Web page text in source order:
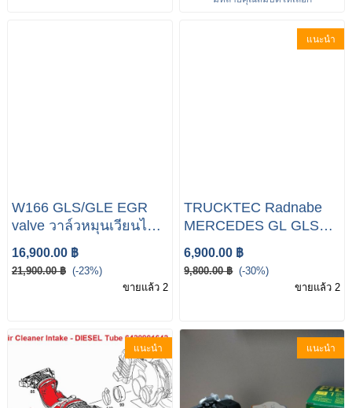
M CLASS ข้างซ้าย TRW
ช่วงล่าง ลูกหมาก Benz
W166 GLE #ปีกนกบน
W166 GLS/GLE EGR
valve วาล์วหมุนเวียนไอ
เสีย A642 140 21 60 (
OEM )
16,900.00 ฿
21,900.00 ฿ (-23%)
ขายแล้ว 2
แนะนำ
TRUCKTEC Radnabe
MERCEDES GL GLS
X166 M GLE W166
C292 vorne 1663340206
6,900.00 ฿
9,800.00 ฿ (-30%)
ขายแล้ว 2
แนะนำ แนะนำ